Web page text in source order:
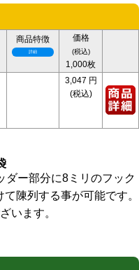
商品特徴 価格
(税込)
1,000枚
3,047 円
(税込)
ダー部分に8ミリのフック
陳列する事が可能です。
います。